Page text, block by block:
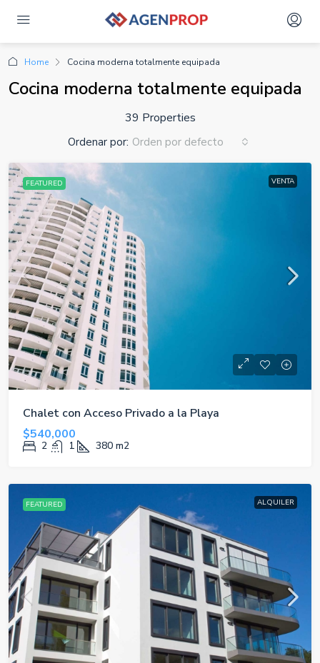
Home Cocina moderna totalmente equipada
Cocina moderna totalmente equipada
39 Properties
Ordenar por: Orden por defecto
FEATURED VENTA
Chalet con Acceso Privado a la Playa
$540,000
2 1 380 m2
FEATURED ALQUILER